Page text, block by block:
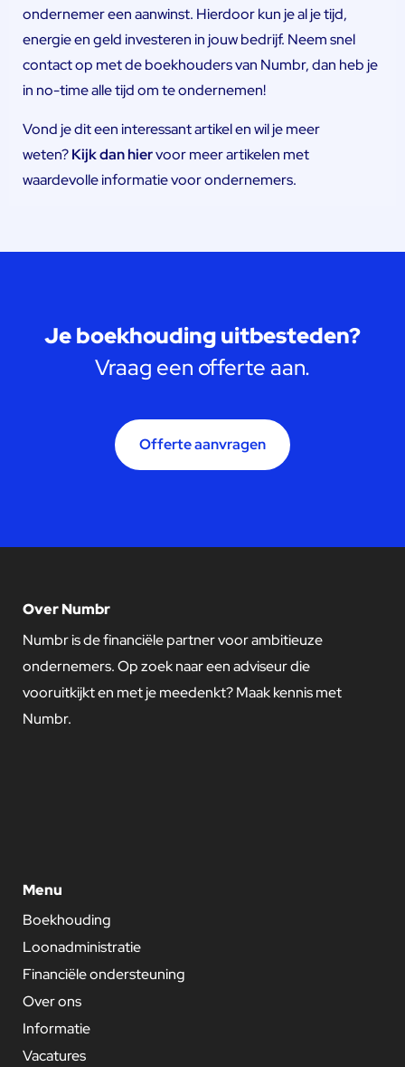
ondernemer een aanwinst. Hierdoor kun je al je tijd,
energie en geld investeren in jouw bedrijf. Neem snel
contact op met de boekhouders van Numbr, dan heb je
in no-time alle tijd om te ondernemen!
Vond je dit een interessant artikel en wil je meer
weten?Kijk dan hiervoor meer artikelen met
waardevolle informatie voor ondernemers.
Je boekhouding uitbesteden?
Vraag een offerte aan.
Offerte aanvragen
Over Numbr
Numbr is de financiële partner voor ambitieuze
ondernemers. Op zoek naar een adviseur die
vooruitkijkt en met je meedenkt? Maak kennis met
Numbr.
Menu
Boekhouding
Loonadministratie
Financiële ondersteuning
Over ons
Informatie
Vacatures